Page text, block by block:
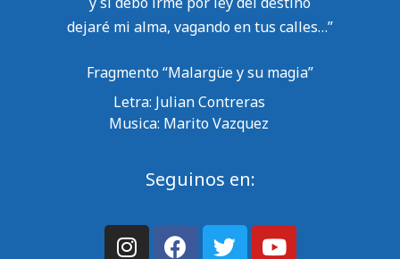
dejaré mi alma, vagando en tus calles…”
Fragmento “Malargüe y su magia”
Letra: Julian Contreras
Musica: Marito Vazquez
Seguinos en: